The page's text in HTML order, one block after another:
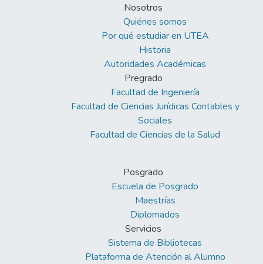
Nosotros
Quiénes somos
Por qué estudiar en UTEA
Historia
Autoridades Académicas
Pregrado
Facultad de Ingeniería
Facultad de Ciencias Jurídicas Contables y
Sociales
Facultad de Ciencias de la Salud
Posgrado
Escuela de Posgrado
Maestrías
Diplomados
Servicios
Sistema de Bibliotecas
Plataforma de Atención al Alumno